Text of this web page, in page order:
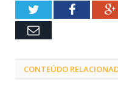
TwitterFacebook
Email
CONTEÚDO